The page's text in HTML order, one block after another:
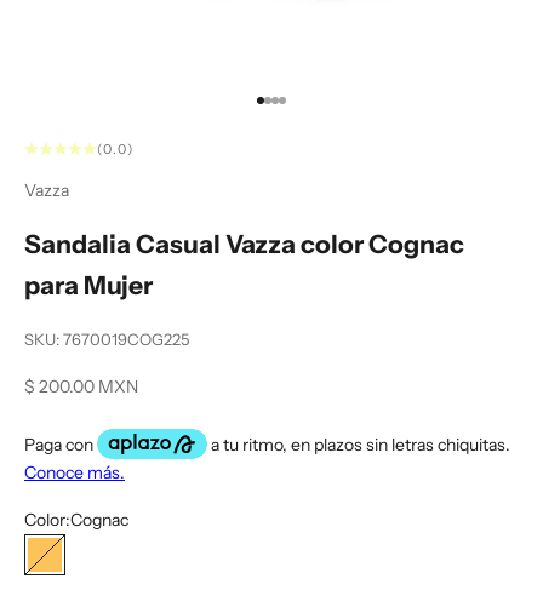
Ir al artículo 1
Ir al artículo 2
Ir al artículo 3
Ir al artículo 4
(0.0)
Vazza
Sandalia Casual Vazza color Cognac
para Mujer
SKU: 7670019COG225
Precio de oferta
$ 200.00 MXN
Color:Cognac
Cognac